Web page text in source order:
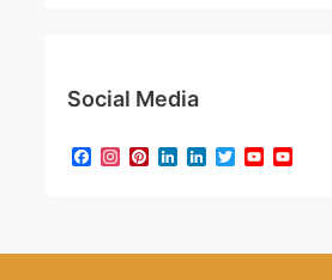
Social Media
Facebook
Instagram
Pinterest
LinkedIn
LinkedIn
TwitterYouTube